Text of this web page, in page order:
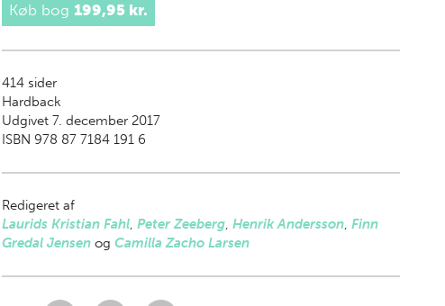
Køb bog 199,95 kr.
414sider
Hardback
Udgivet 7. december 2017
ISBN 978 87 7184 191 6
Redigeret af
Laurids Kristian Fahl, Peter Zeeberg, Henrik Andersson, Finn
Gredal Jensenog Camilla Zacho Larsen